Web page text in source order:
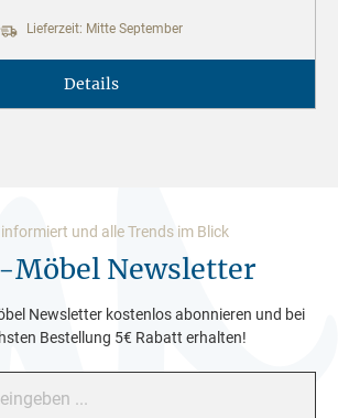
Lieferzeit: Mitte September
Details
und alle Trends im Blick
Newsletter
Newsletter kostenlos abonnieren und bei
Bestellung 5€ Rabatt erhalten!